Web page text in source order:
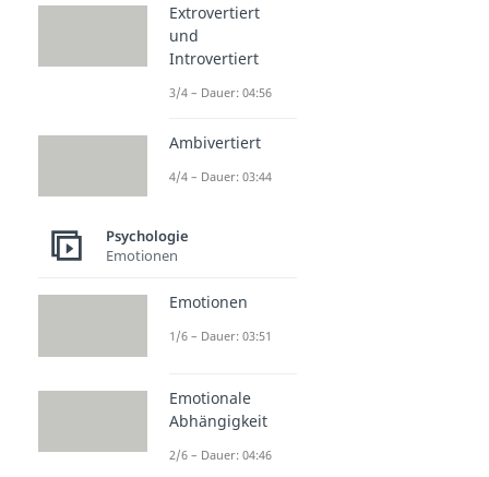
Extrovertiert
und
Introvertiert
3/4 – Dauer: 04:56
Ambivertiert
4/4 – Dauer: 03:44
Psychologie
Emotionen
Emotionen
1/6 – Dauer: 03:51
Emotionale
Abhängigkeit
2/6 – Dauer: 04:46